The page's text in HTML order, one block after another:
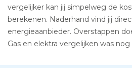
vergelijker kan jij simpelweg de
berekenen. Naderhand vind jij
energieaanbieder. Overstappen
Gas en elektra vergelijken was